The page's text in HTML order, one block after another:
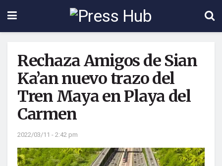
Rechaza Amigos de Sian
Ka’an nuevo trazo del
Tren Maya en Playa del
Carmen
2022/03/11 - 2:42 pm